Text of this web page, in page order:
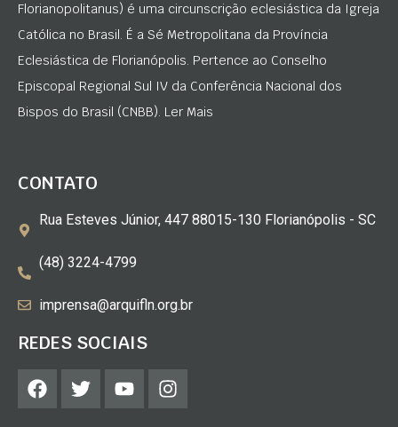
Florianopolitanus) é uma circunscrição eclesiástica da Igreja
Católica no Brasil. É a Sé Metropolitana da Província
Eclesiástica de Florianópolis. Pertence ao Conselho
Episcopal Regional Sul IV da Conferência Nacional dos
Bispos do Brasil (CNBB). Ler Mais
CONTATO
Rua Esteves Júnior, 447 88015-130 Florianópolis - SC
(48) 3224-4799
imprensa@arquifln.org.br
REDES SOCIAIS